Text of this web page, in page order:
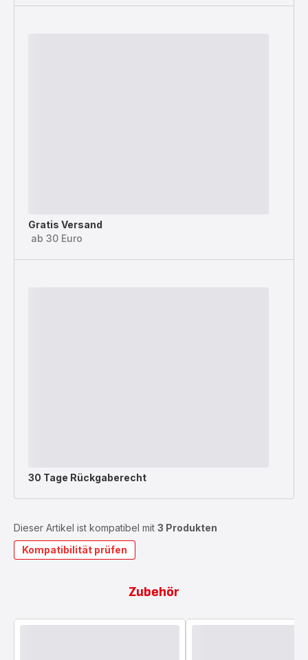
Gratis Versand
ab 30 Euro
30 Tage Rückgaberecht
Dieser Artikel ist kompatibel mit 3 Produkten
Kompatibilität prüfen
Zubehör